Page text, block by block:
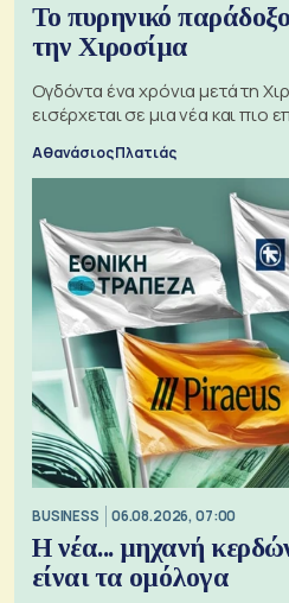
Το πυρηνικό
την Χιροσίμα
Ογδόντα ένα χρόνια μετά τη
εισέρχεται σε μια νέα και πιο
Αθανάσιος Πλατιάς
BUSINESS 06.08.2026, 07:00
Η νέα... μηχανή
είναι τα ομόλογα